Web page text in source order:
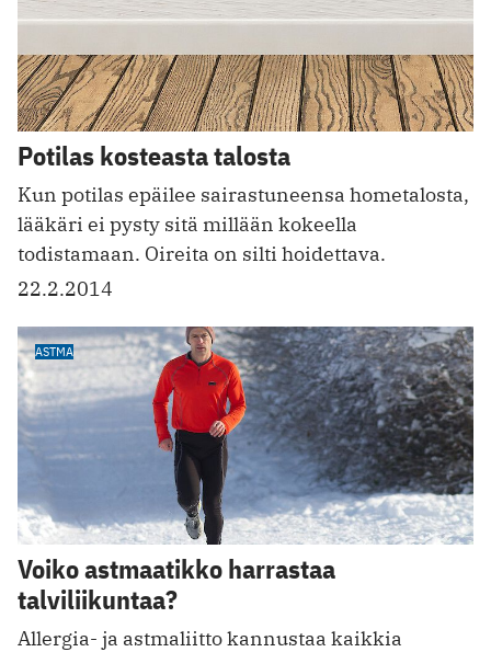
Potilas kosteasta talosta
Kun potilas epäilee sairastuneensa hometalosta,
lääkäri ei pysty sitä millään kokeella
todistamaan. Oireita on silti hoidettava.
22.2.2014
ASTMA
Voiko astmaatikko harrastaa
talviliikuntaa?
Allergia- ja astmaliitto kannustaa kaikkia